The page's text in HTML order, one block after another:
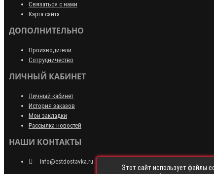
Связаться с нами
Карта сайта
ДОПОЛНИТЕЛЬНО
Производители
Сотрудничество
ЛИЧНЫЙ КАБИНЕТ
Личный кабинет
История заказов
Мои закладки
Рассылка новостей
НАШИ КОНТАКТЫ
info@estdostavka.ru
Этот сайт использует файлы